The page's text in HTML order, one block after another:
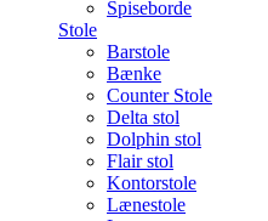
Spiseborde
Stole
Barstole
Bænke
Counter Stole
Delta stol
Dolphin stol
Flair stol
Kontorstole
Lænestole